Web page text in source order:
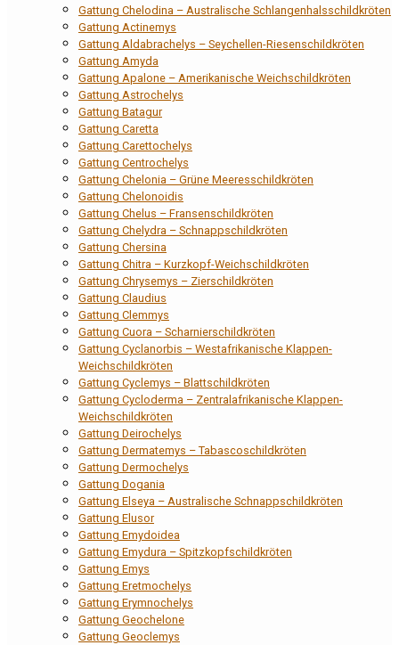
Gattung Chelodina – Australische Schlangenhalsschildkröten
Gattung Actinemys
Gattung Aldabrachelys – Seychellen-Riesenschildkröten
Gattung Amyda
Gattung Apalone – Amerikanische Weichschildkröten
Gattung Astrochelys
Gattung Batagur
Gattung Caretta
Gattung Carettochelys
Gattung Centrochelys
Gattung Chelonia – Grüne Meeresschildkröten
Gattung Chelonoidis
Gattung Chelus – Fransenschildkröten
Gattung Chelydra – Schnappschildkröten
Gattung Chersina
Gattung Chitra – Kurzkopf-Weichschildkröten
Gattung Chrysemys – Zierschildkröten
Gattung Claudius
Gattung Clemmys
Gattung Cuora – Scharnierschildkröten
Gattung Cyclanorbis – Westafrikanische Klappen-
Weichschildkröten
Gattung Cyclemys – Blattschildkröten
Gattung Cycloderma – Zentralafrikanische Klappen-
Weichschildkröten
Gattung Deirochelys
Gattung Dermatemys – Tabascoschildkröten
Gattung Dermochelys
Gattung Dogania
Gattung Elseya – Australische Schnappschildkröten
Gattung Elusor
Gattung Emydoidea
Gattung Emydura – Spitzkopfschildkröten
Gattung Emys
Gattung Eretmochelys
Gattung Erymnochelys
Gattung Geochelone
Gattung Geoclemys